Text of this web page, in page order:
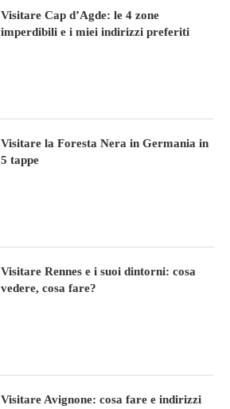
Visitare Cap d’Agde: le 4 zone
imperdibili e i miei indirizzi preferiti
Visitare la Foresta Nera in Germania in
5 tappe
Visitare Rennes e i suoi dintorni: cosa
vedere, cosa fare?
Visitare Avignone: cosa fare e indirizzi